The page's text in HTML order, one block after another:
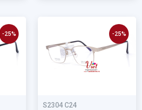
-25%
S2304 C24
-25%